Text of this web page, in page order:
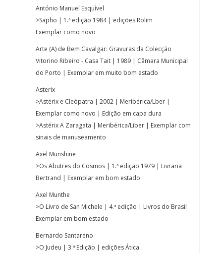
António Manuel Esquível
>Sapho | 1.ª edição 1984 | edições Rolim
Exemplar como novo
Arte (A) de Bem Cavalgar: Gravuras da Colecção
Vitorino Ribeiro - Casa Tait | 1989 | Câmara Municipal
do Porto | Exemplar em muito bom estado
Asterix
>Astérix e Cleópatra | 2002 | Meribérica/Lber |
Exemplar como novo | Edição em capa dura
>Astérix A Zaragata | Meribérica/Liber | Exemplar com
sinais de manuseamento
Axel Munshine
>Os Abutres do Cosmos | 1.ª edição 1979 | Livraria
Bertrand | Exemplar em bom estado
Axel Munthe
>O Livro de San Michele | 4.ª edição | Livros do Brasil
Exemplar em bom estado
Bernardo Santareno
>O Judeu | 3.ª Edição | edições Ática